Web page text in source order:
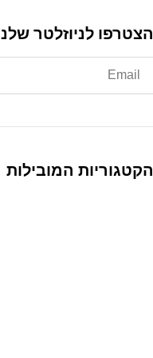
הצטרפו לניוזלטר
הקטגוריות המובילות